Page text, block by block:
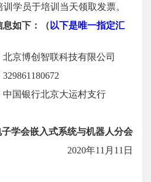
学员于培训当天领取发票。
息如下：（ 以下是唯一指定汇
京博创智联科技有限公司
329861180672
中国银行北京大运村支行
子学会嵌入式系统与机器人分会
2020年11 月 1 1 日